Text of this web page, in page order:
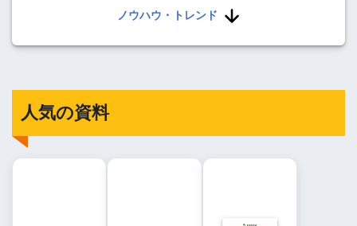
ノウハウ・トレンド
人気の資料